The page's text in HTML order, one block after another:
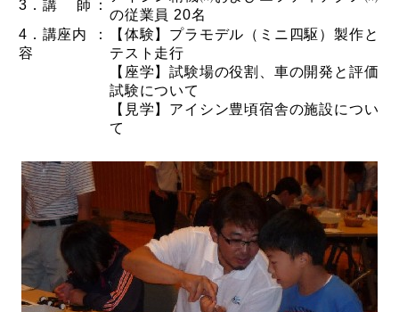
3．講 師 ：
の従業員 20名
4．講座内
容
：
【体験】プラモデル（ミニ四駆）製作と
テスト走行
【座学】試験場の役割、車の開発と評価
試験について
【見学】アイシン豊頃宿舎の施設につい
て